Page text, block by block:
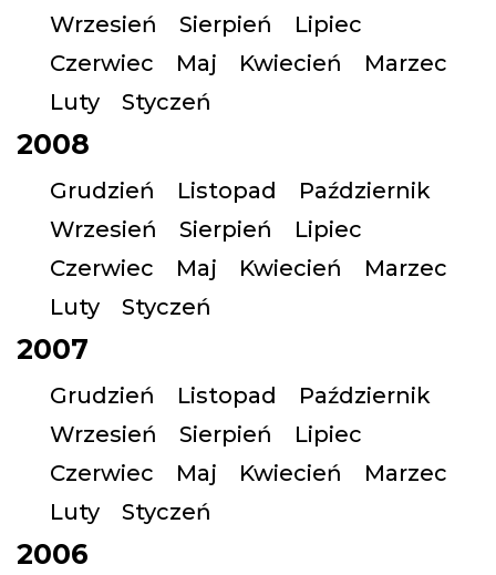
Wrzesień
Sierpień
Lipiec
Czerwiec
Maj Kwiecień
Marzec
Luty
Styczeń
2008
Grudzień Listopad
Październik
Wrzesień
Sierpień
Lipiec
Czerwiec
Maj Kwiecień
Marzec
Luty
Styczeń
2007
Grudzień Listopad
Październik
Wrzesień
Sierpień
Lipiec
Czerwiec
Maj Kwiecień
Marzec
Luty
Styczeń
2006